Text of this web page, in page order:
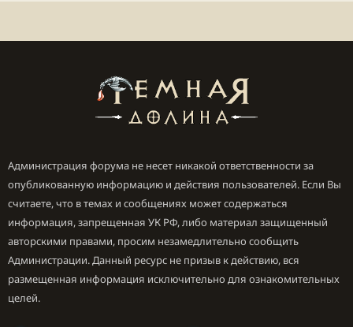
Администрация форума не несет никакой ответственности за
опубликованную информацию и действия пользователей. Если Вы
считаете, что в темах и сообщениях может содержаться
информация, запрещенная УК РФ, либо материал защищенный
авторскими правами, просим незамедлительно сообщить
Администрации. Данный ресурс не призыв к действию, вся
размещенная информация исключительно для ознакомительных
целей.